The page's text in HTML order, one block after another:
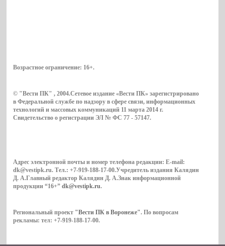
Возрастное ограничение: 16+.
© "Вести ПК" , 2004.Сетевое издание «Вести ПК» зарегистрировано
в Федеральной службе по надзору в сфере связи, информационных
технологий и массовых коммуникаций 11 марта 2014 г.
Свидетельство о регистрации ЭЛ № ФС 77 - 57147.
Адрес электронной почты и номер телефона редакции: E-mail:
dk@vestipk.ru. Тел.: +7-919-188-17-00.Учредитель издания Калядин
Д. А.Главный редактор Калядин Д. А.Знак информационной
продукции “16+”dk@vestipk.ru.
Региональный проект "Вести ПК в Воронеже". По вопросам
рекламы: тел: +7-919-188-17-00.